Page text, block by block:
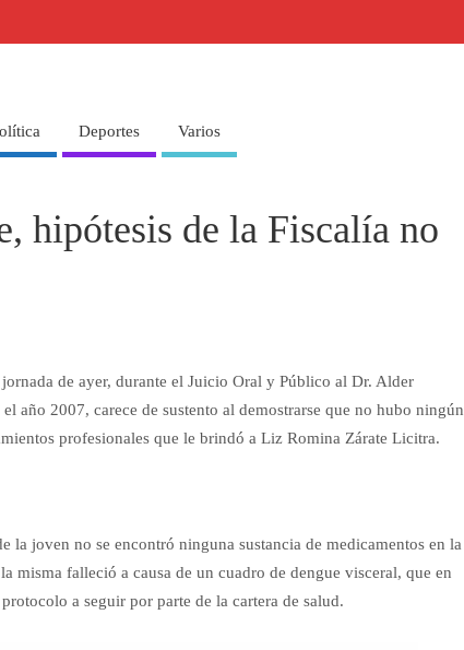
Deportes Varios
hipótesis de la Fiscalía no
de ayer, durante el Juicio Oral y Público al Dr. Alder
año 2007, carece de sustento al demostrarse que no hubo ningún
profesionales que le brindó a Liz Romina Zárate Licitra.
la joven no se encontró ninguna sustancia de medicamentos en la
misma falleció a causa de un cuadro de dengue visceral, que en
a seguir por parte de la cartera de salud.